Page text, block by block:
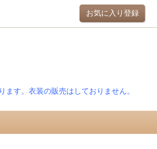
お気に入り登録
す。衣装の販売はしておりません。